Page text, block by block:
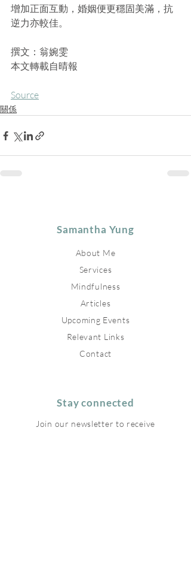
增加正面互動，婚姻便更穩固美滿，抗
逆力亦較佳。
撰文：翁婉雯
本文轉載自晴報
Source
關係
Samantha Yung
About Me
Services
Mindfulness
Articles
Upcoming Events
Relevant Links
Contact
Stay connected
Join our newsletter to receive